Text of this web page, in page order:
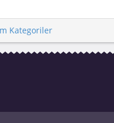
Kategoriler